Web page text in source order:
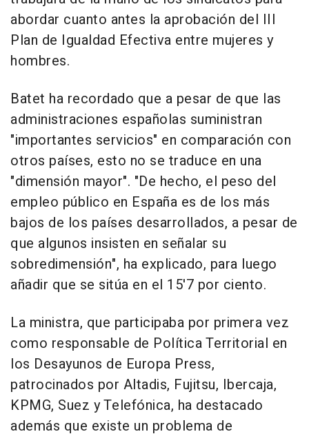
abordar cuanto antes la aprobación del III
Plan de Igualdad Efectiva entre mujeres y
hombres.
Batet ha recordado que a pesar de que las
administraciones españolas suministran
"importantes servicios" en comparación con
otros países, esto no se traduce en una
"dimensión mayor". "De hecho, el peso del
empleo público en España es de los más
bajos de los países desarrollados, a pesar de
que algunos insisten en señalar su
sobredimensión", ha explicado, para luego
añadir que se sitúa en el 15'7 por ciento.
La ministra, que participaba por primera vez
como responsable de Política Territorial en
los Desayunos de Europa Press,
patrocinados por Altadis, Fujitsu, Ibercaja,
KPMG, Suez y Telefónica, ha destacado
además que existe un problema de